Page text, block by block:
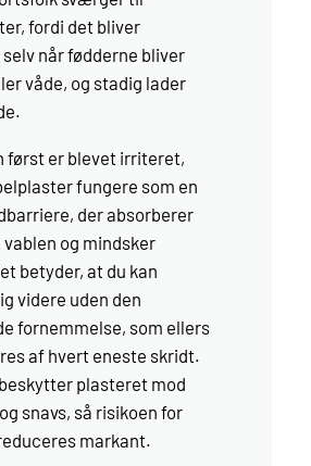
fordi det bliver
når fødderne bliver
våde, og stadig lader
først er blevet irriteret,
fungere som en
der absorberer
og mindsker
betyder, at du kan
videre uden den
fornemmelse, som ellers
af hvert eneste skridt.
plasteret mod
snavs, så risikoen for
markant.